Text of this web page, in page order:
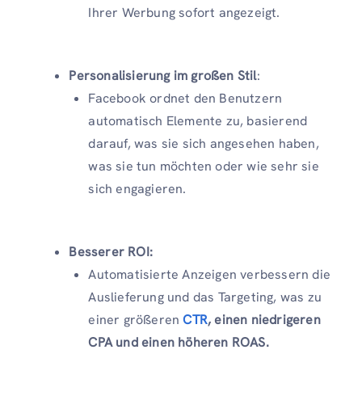
Ihrer Werbung sofort angezeigt.
Personalisierung im großen Stil:
Facebook ordnet den Benutzern
automatisch Elemente zu, basierend
darauf, was sie sich angesehen haben,
was sie tun möchten oder wie sehr sie
sich engagieren.
Besserer ROI:
Automatisierte Anzeigen verbessern die
Auslieferung und das Targeting, was zu
einer größerenCTR, einen niedrigeren
CPA und einen höheren ROAS.